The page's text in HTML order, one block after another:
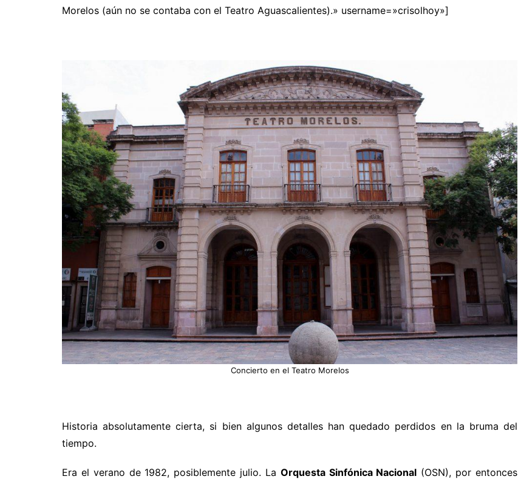
Morelos (aún no se contaba con el Teatro Aguascalientes).» username=»crisolhoy»]
Concierto en el Teatro Morelos
Historia absolutamente cierta, si bien algunos detalles han quedado perdidos en la bruma del
tiempo.
Era el verano de 1982, posiblemente julio. La Orquesta Sinfónica Nacional (OSN), por entonces